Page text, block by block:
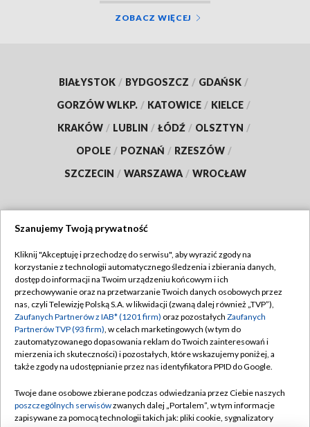
ZOBACZ WIĘCEJ
BIAŁYSTOK / BYDGOSZCZ / GDAŃSK /
GORZÓW WLKP. / KATOWICE / KIELCE /
KRAKÓW / LUBLIN / ŁÓDŹ / OLSZTYN /
OPOLE / POZNAŃ / RZESZÓW /
SZCZECIN / WARSZAWA / WROCŁAW
TVP
Abonament TVP
Emisja w TVP
Centrum informacji TVP
Naziemna Telewizja Cyfrowa
Rada Programowa
Regulamin TVP
Polityka prywatności
Moje zgody
Pomoc
Kontakt
Szanujemy Twoją prywatność
Kliknij "Akceptuję i przechodzę do serwisu", aby wyrazić zgody na
korzystanie z technologii automatycznego śledzenia i zbierania danych,
dostęp do informacji na Twoim urządzeniu końcowym i ich
przechowywanie oraz na przetwarzanie Twoich danych osobowych przez
nas, czyli Telewizję Polską S.A. w likwidacji (zwaną dalej również „TVP”),
Zaufanych Partnerów z IAB* (1201 firm) oraz pozostałych Zaufanych
Partnerów TVP (93 firm), w celach marketingowych (w tym do
zautomatyzowanego dopasowania reklam do Twoich zainteresowań i
mierzenia ich skuteczności) i pozostałych, które wskazujemy poniżej, a
także zgody na udostępnianie przez nas identyfikatora PPID do Google.
Twoje dane osobowe zbierane podczas odwiedzania przez Ciebie naszych
poszczególnych serwisówzwanych dalej „Portalem”, w tym informacje
zapisywane za pomocą technologii takich jak: pliki cookie, sygnalizatory